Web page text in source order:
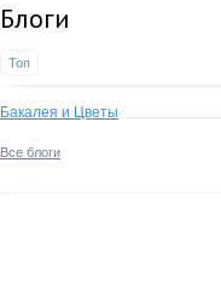
Блоги
Топ
Бакалея и Цветы
Все блоги